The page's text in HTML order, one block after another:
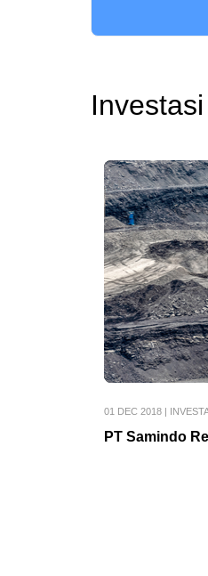
Investasi
01 DEC 2018
PT Samindo